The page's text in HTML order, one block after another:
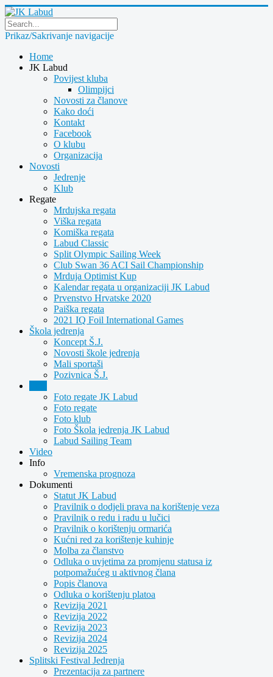
Prikaz/Sakrivanje navigacije
Home
JK Labud
Povijest kluba
Olimpijci
Novosti za članove
Kako doći
Kontakt
Facebook
O klubu
Organizacija
Novosti
Jedrenje
Klub
Regate
Mrdujska regata
Viška regata
Komiška regata
Labud Classic
Split Olympic Sailing Week
Club Swan 36 ACI Sail Championship
Mrduja Optimist Kup
Kalendar regata u organizaciji JK Labud
Prvenstvo Hrvatske 2020
Paiška regata
2021 IQ Foil International Games
Škola jedrenja
Koncept Š.J.
Novosti škole jedrenja
Mali sportaši
Pozivnica Š.J.
Foto regate JK Labud
Foto regate
Foto klub
Foto Škola jedrenja JK Labud
Labud Sailing Team
Video
Info
Vremenska prognoza
Dokumenti
Statut JK Labud
Pravilnik o dodjeli prava na korištenje veza
Pravilnik o redu i radu u lučici
Pravilnik o korištenju ormarića
Kućni red za korištenje kuhinje
Molba za članstvo
Odluka o uvjetima za promjenu statusa iz
potpomažućeg u aktivnog člana
Popis članova
Odluka o korištenju platoa
Revizija 2021
Revizija 2022
Revizija 2023
Revizija 2024
Revizija 2025
Splitski Festival Jedrenja
Prezentacija za partnere